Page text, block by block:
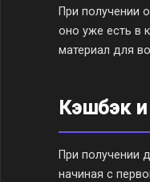
При получении
оно уже есть в
материал для
Кэшбэк
При получении
начиная с